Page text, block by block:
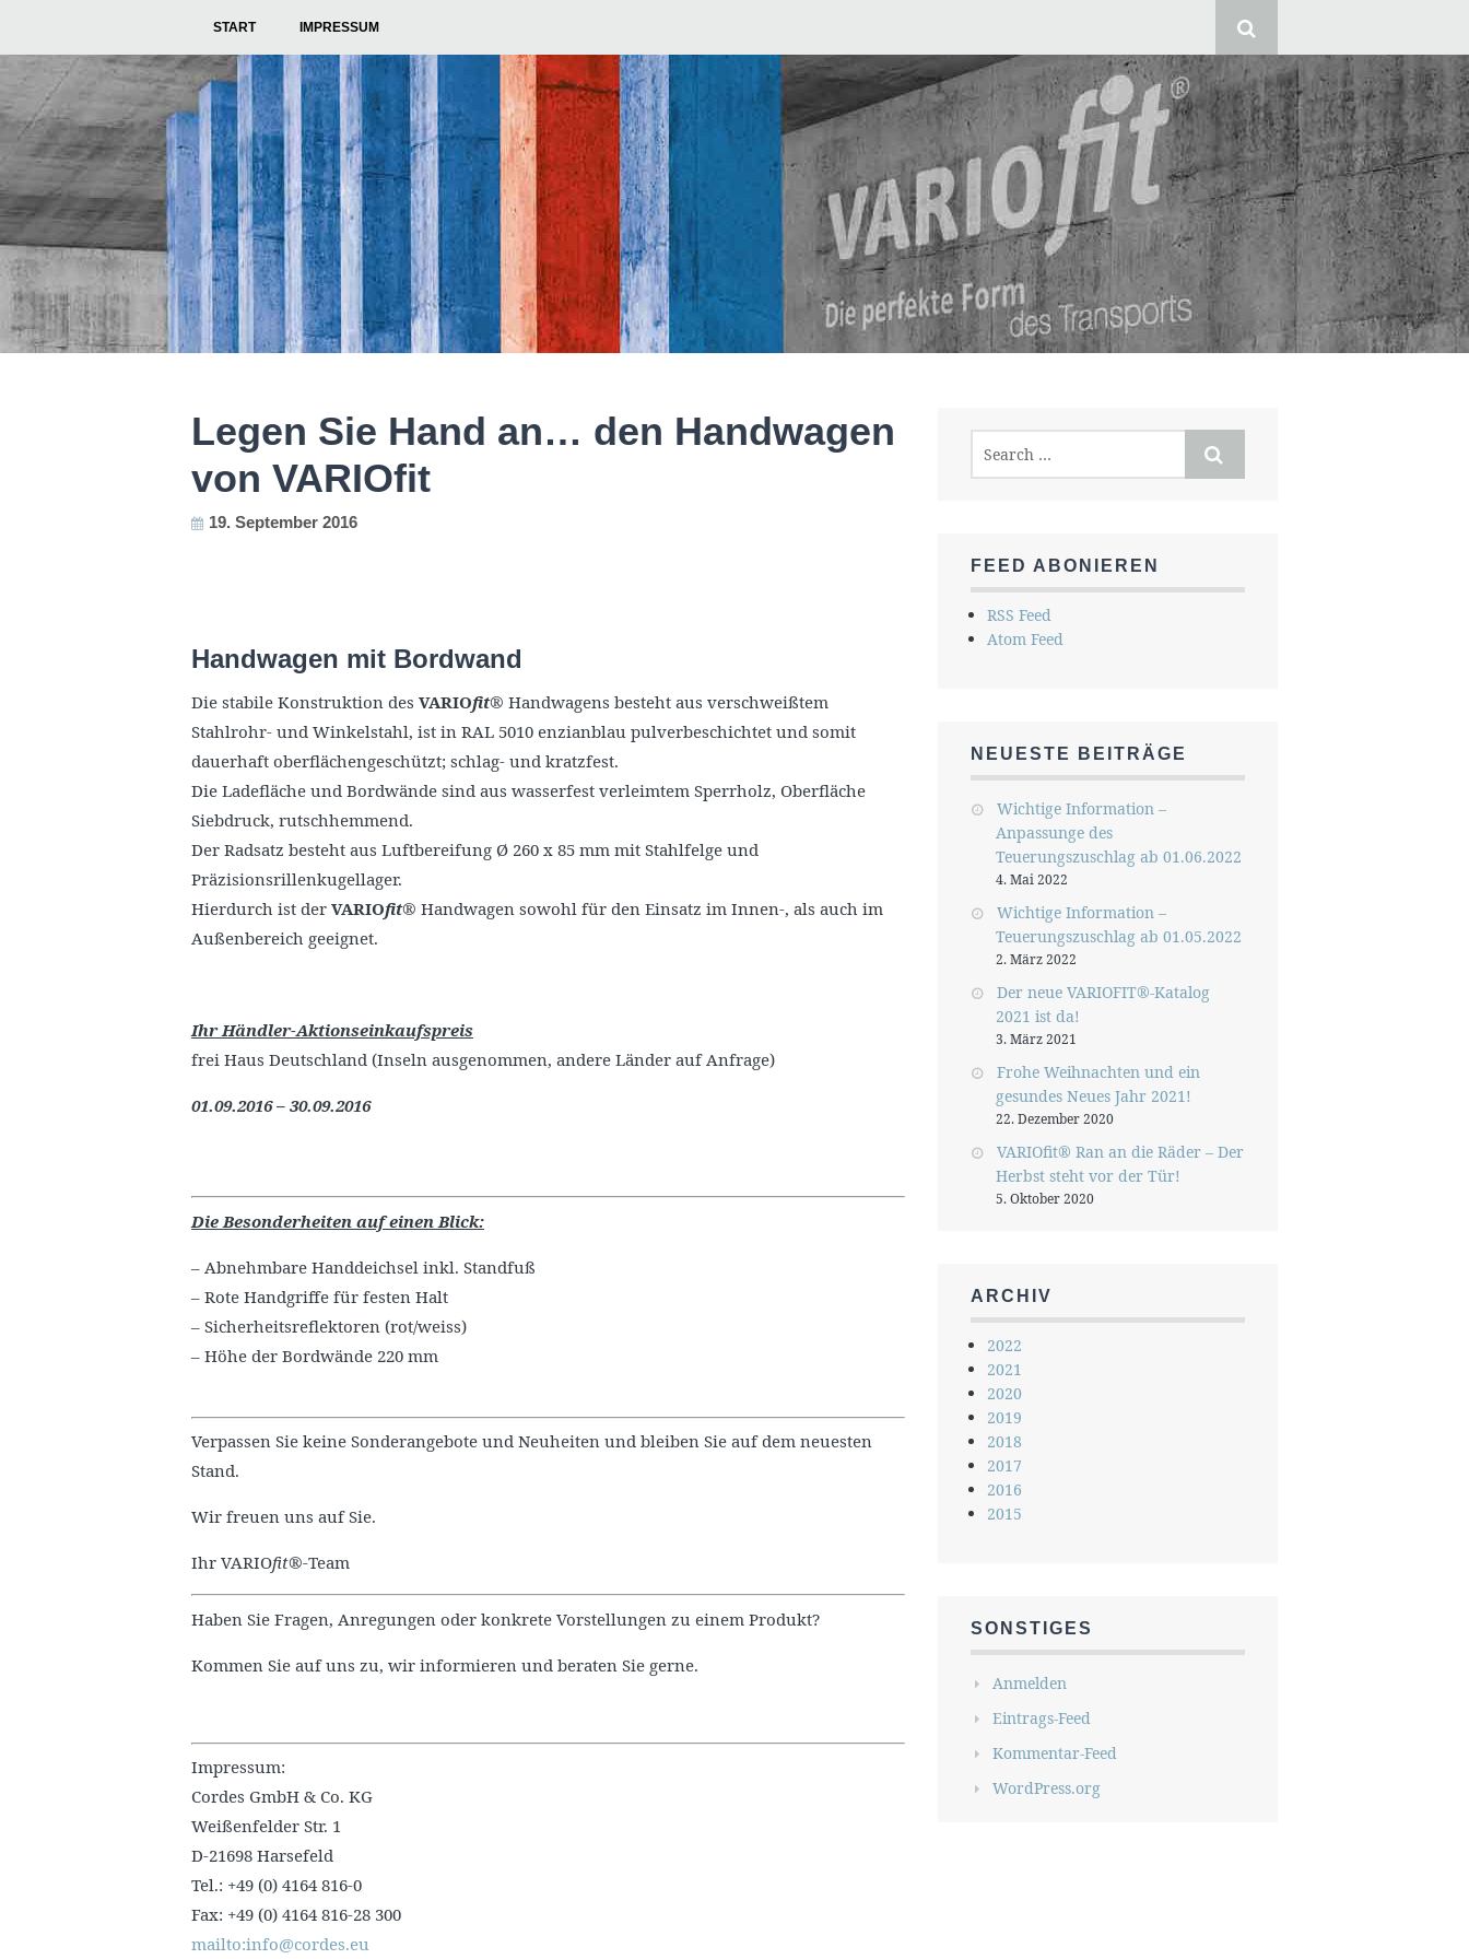
START IMPRESSUM
Legen Sie Hand an… den Handwagen
von VARIOfit
19. September 2016
Handwagen mit Bordwand
Die stabile Konstruktion des VARIOfit® Handwagens besteht aus verschweißtem
Stahlrohr- und Winkelstahl, ist in RAL 5010 enzianblau pulverbeschichtet und somit
dauerhaft oberflächengeschützt; schlag- und kratzfest.
Die Ladefläche und Bordwände sind aus wasserfest verleimtem Sperrholz, Oberfläche
Siebdruck, rutschhemmend.
Der Radsatz besteht aus Luftbereifung Ø 260 x 85 mm mit Stahlfelge und
Präzisionsrillenkugellager.
Hierdurch ist der VARIOfit® Handwagen sowohl für den Einsatz im Innen-, als auch im
Außenbereich geeignet.
Ihr Händler-Aktionseinkaufspreis
frei Haus Deutschland (Inseln ausgenommen, andere Länder auf Anfrage)
01.09.2016 – 30.09.2016
Die Besonderheiten auf einen Blick:
– Abnehmbare Handdeichsel inkl. Standfuß
– Rote Handgriffe für festen Halt
– Sicherheitsreflektoren (rot/weiss)
– Höhe der Bordwände 220 mm
Verpassen Sie keine Sonderangebote und Neuheiten und bleiben Sie auf dem neuesten
Stand.
Wir freuen uns auf Sie.
Ihr VARIOfit®-Team
Haben Sie Fragen, Anregungen oder konkrete Vorstellungen zu einem Produkt?
Kommen Sie auf uns zu, wir informieren und beraten Sie gerne.
Impressum:
Cordes GmbH & Co. KG
Weißenfelder Str. 1
D-21698 Harsefeld
Tel.: +49 (0) 4164 816-0
Fax: +49 (0) 4164 816-28 300
mailto:info@cordes.eu
FEED ABONIEREN
RSS Feed
Atom Feed
NEUESTE BEITRÄGE
Wichtige Information –
Anpassunge des
Teuerungszuschlag ab 01.06.2022
4. Mai 2022
Wichtige Information –
Teuerungszuschlag ab 01.05.2022
2. März 2022
Der neue VARIOFIT®-Katalog
2021 ist da!
3. März 2021
Frohe Weihnachten und ein
gesundes Neues Jahr 2021!
22. Dezember 2020
VARIOfit® Ran an die Räder – Der
Herbst steht vor der Tür!
5. Oktober 2020
ARCHIV
2022
2021
2020
2019
2018
2017
2016
2015
SONSTIGES
Anmelden
Eintrags-Feed
Kommentar-Feed
WordPress.org